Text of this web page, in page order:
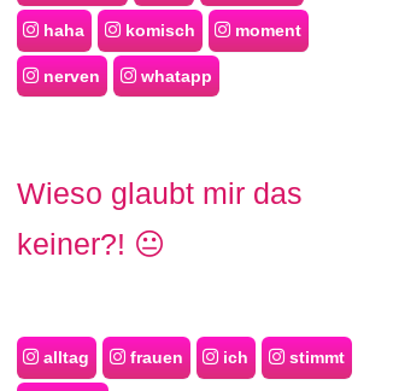
haha komisch moment
nerven whatapp
Wieso glaubt mir das
keiner?! 😐
alltag frauen ich stimmt